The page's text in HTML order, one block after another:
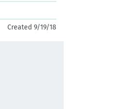
Created 9/19/18